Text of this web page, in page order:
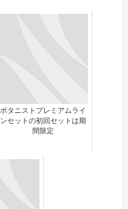
ボタニストプレミアムライ
ンセットの初回セットは期
間限定